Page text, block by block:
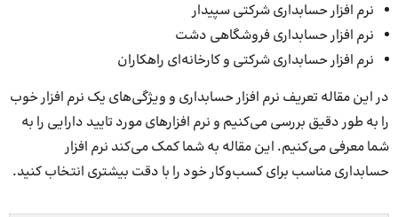
نرم افزار حسابداری شرکتی سپیدار
نرم افزار حسابداری فروشگاهی دشت
نرم افزار حسابداری شرکتی و کارخانه‌ای راهکاران
در این مقاله تعریف نرم افزار حسابداری و ویژگی‌های یک نرم افزار خوب
را به طور دقیق بررسی می‌کنیم و نرم افزارهای مورد تایید دارایی را به
شما معرفی می‌کنیم. این مقاله به شما کمک می‌کند نرم افزار
حسابداری مناسب برای کسب‌وکار خود را با دقت بیشتری انتخاب کنید.